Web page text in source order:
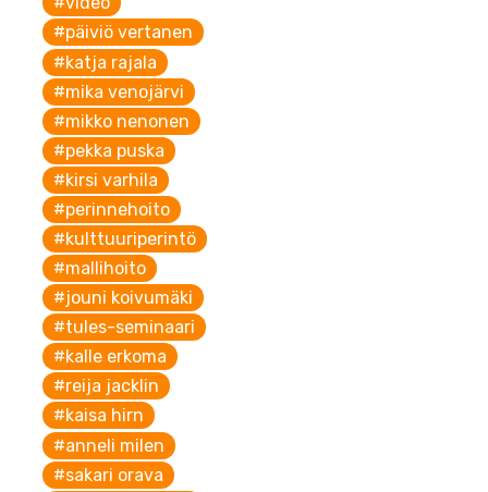
#päiviö vertanen
#katja rajala
#mika venojärvi
#mikko nenonen
#pekka puska
#kirsi varhila
#perinnehoito
#kulttuuriperintö
#mallihoito
#jouni koivumäki
#tules-seminaari
#kalle erkoma
#reija jacklin
#kaisa hirn
#anneli milen
#sakari orava